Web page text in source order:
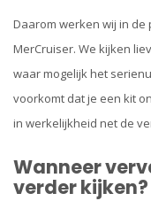
Daarom werken wij in de
MerCruiser. We kijken
waar mogelijk het
voorkomt dat je een kit
in werkelijkheid net de
Wanneer
verder kijken?